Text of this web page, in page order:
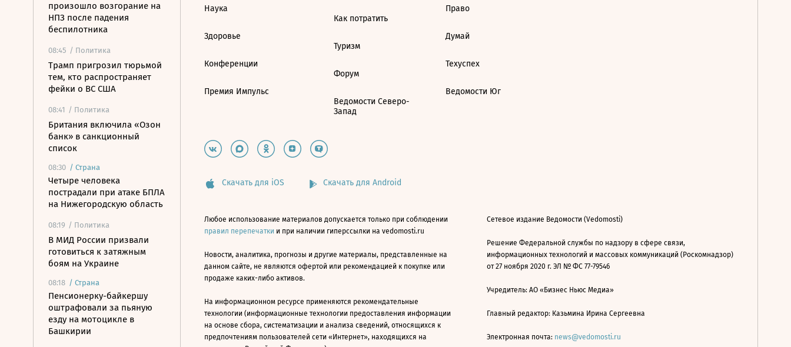
произошло возгорание на
НПЗ после падения
беспилотника
08:45 / Политика
Трамп пригрозил тюрьмой
тем, кто распространяет
фейки о ВС США
08:41 / Политика
Британия включила «Озон
банк» в санкционный
список
08:30 / Страна
Четыре человека
пострадали при атаке БПЛА
на Нижегородскую область
08:19 / Политика
В МИД России призвали
готовиться к затяжным
боям на Украине
08:18 / Страна
Пенсионерку-байкершу
оштрафовали за пьяную
езду на мотоцикле в
Башкирии
Наука
Здоровье
Конференции
Премия Импульс
Как потратить
Туризм
Форум
Ведомости Северо-
Запад
Право
Думай
Техуспех
Ведомости Юг
Скачать для iOS Скачать для Android
Любое использование материалов допускается только при соблюдении
правил перепечатки и при наличии гиперссылки на vedomosti.ru
Новости, аналитика, прогнозы и другие материалы, представленные на
данном сайте, не являются офертой или рекомендацией к покупке или
продаже каких-либо активов.
На информационном ресурсе применяются рекомендательные
технологии (информационные технологии предоставления информации
на основе сбора, систематизации и анализа сведений, относящихся к
предпочтениям пользователей сети «Интернет», находящихся на
Сетевое издание Ведомости (Vedomosti)
Решение Федеральной службы по надзору в сфере связи,
информационных технологий и массовых коммуникаций (Роскомнадзор)
от 27 ноября 2020 г. ЭЛ № ФС 77-79546
Учредитель: АО «Бизнес Ньюс Медиа»
Главный редактор: Казьмина Ирина Сергеевна
Электронная почта: news@vedomosti.ru